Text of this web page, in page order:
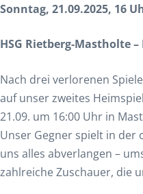
Sonntag, 21.09.2025, 16
HSG Rietberg-Mastholte –
Nach drei verlorenen
auf unser zweites
21.09. um 16:00 Uhr in
Unser Gegner spielt in der
uns alles abverlangen –
zahlreiche Zuschauer, die